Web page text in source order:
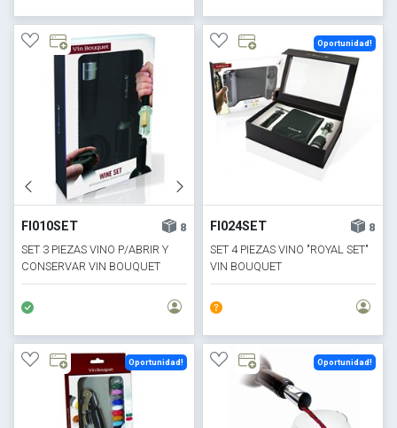
FI010SET
8
SET 3 PIEZAS VINO P/ABRIR Y
CONSERVAR VIN BOUQUET
FI024SET
8
SET 4 PIEZAS VINO "ROYAL SET"
VIN BOUQUET
Oportunidad!
Oportunidad! Oportunidad!